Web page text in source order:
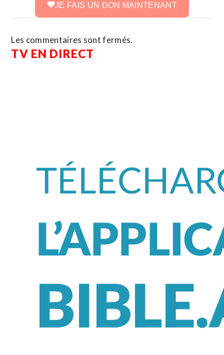
JE FAIS UN DON MAINTENANT
Les commentaires sont fermés.
TV EN DIRECT